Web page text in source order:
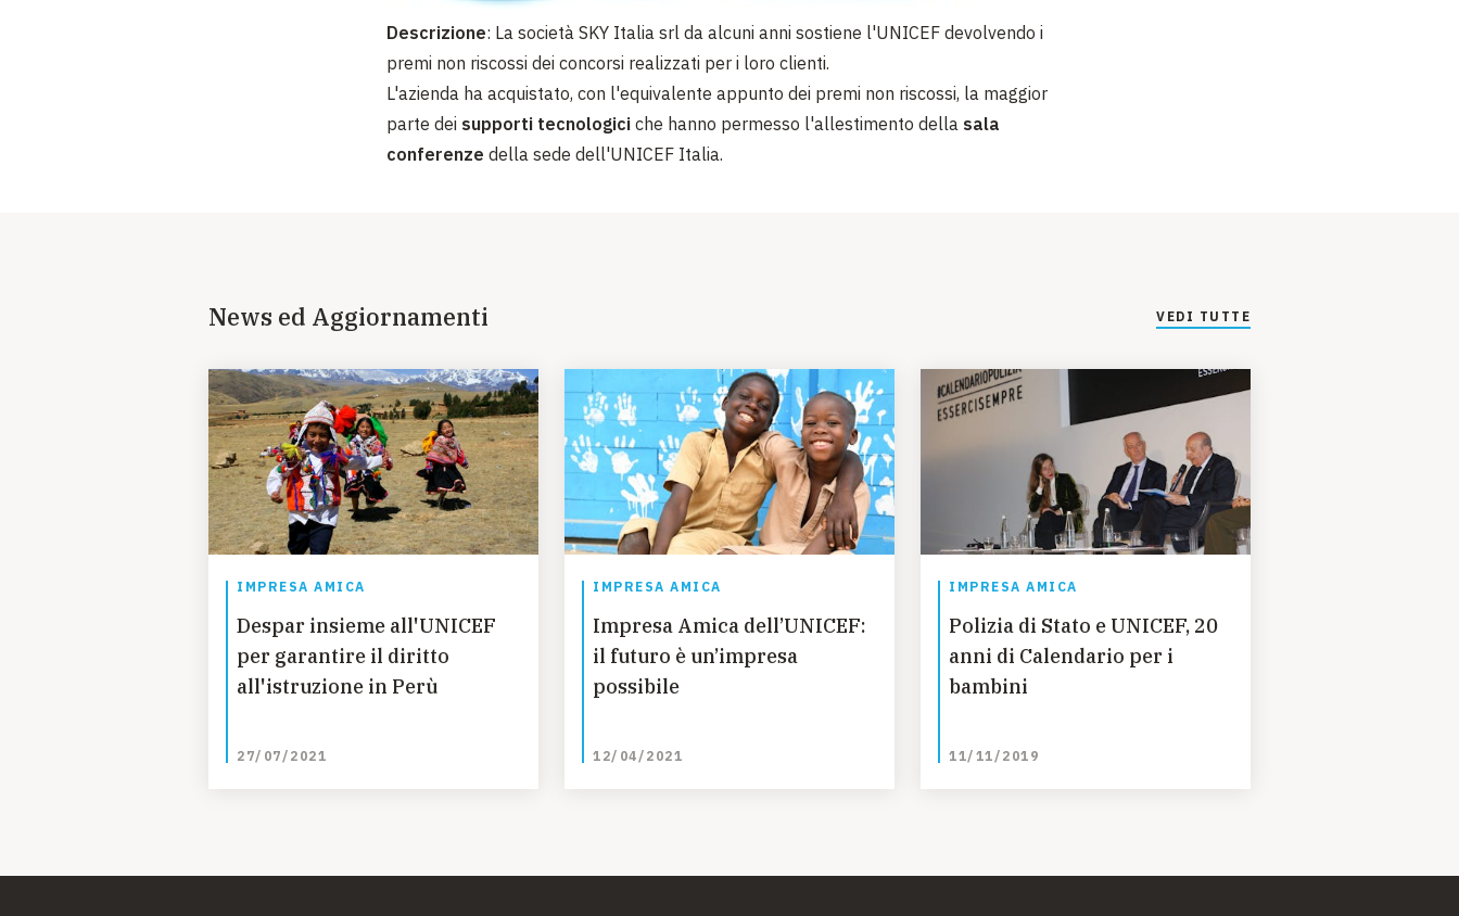
Descrizione: La società SKY Italia srl da alcuni anni sostiene l'UNICEF devolvendo i
premi non riscossi dei concorsi realizzati per i loro clienti.
L'azienda ha acquistato, con l'equivalente appunto dei premi non riscossi, la maggior
parte dei supporti tecnologici che hanno permesso l'allestimento della sala
conferenze della sede dell'UNICEF Italia.
News ed Aggiornamenti VEDI TUTTE
IMPRESA AMICA
Despar insieme all'UNICEF
per garantire il diritto
all'istruzione in Perù
27/07/2021
IMPRESA AMICA
Impresa Amica dell’UNICEF:
il futuro è un’impresa
possibile
12/04/2021
IMPRESA AMICA
Polizia di Stato e UNICEF, 20
anni di Calendario per i
bambini
11/11/2019